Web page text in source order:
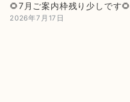
🌻7月ご案内枠残り少しです🌻
2026年7月17日